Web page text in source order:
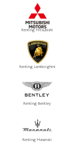
Renting Mitsubishi
Renting Lamborghini
Renting Bentley
Renting Maserati